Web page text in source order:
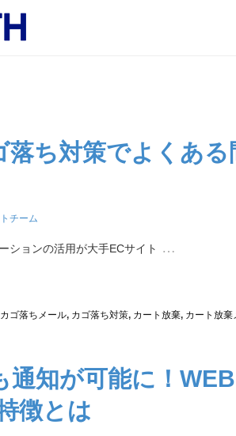
落ち対策でよくある
チーム
ションの活用が大手ECサイト …
カゴ落ちメール, カゴ落ち対策, カート放棄, カート放棄
通知が可能に！
徴とは